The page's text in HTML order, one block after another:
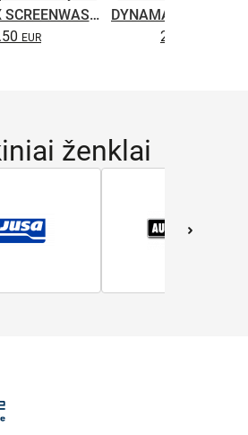
SCREENWASH
4l
DYNAMAX M2T
2.65
ženklai